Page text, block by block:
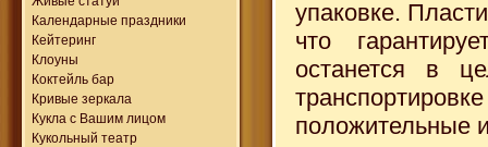
Календарные праздники
Кейтеринг
Клоуны
Коктейль бар
Кривые зеркала
Кукла с Вашим лицом
Кукольный театр
упаковке.
что
останется в
положительные